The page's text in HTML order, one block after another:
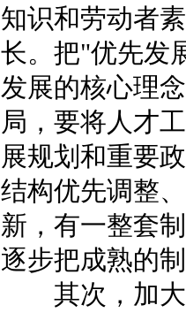
知识和劳动者
长。把"优先发
发展的核心理
局，要将人才
展规划和重要
结构优先调整
新，有一整套
逐步把成熟的
其次，加大